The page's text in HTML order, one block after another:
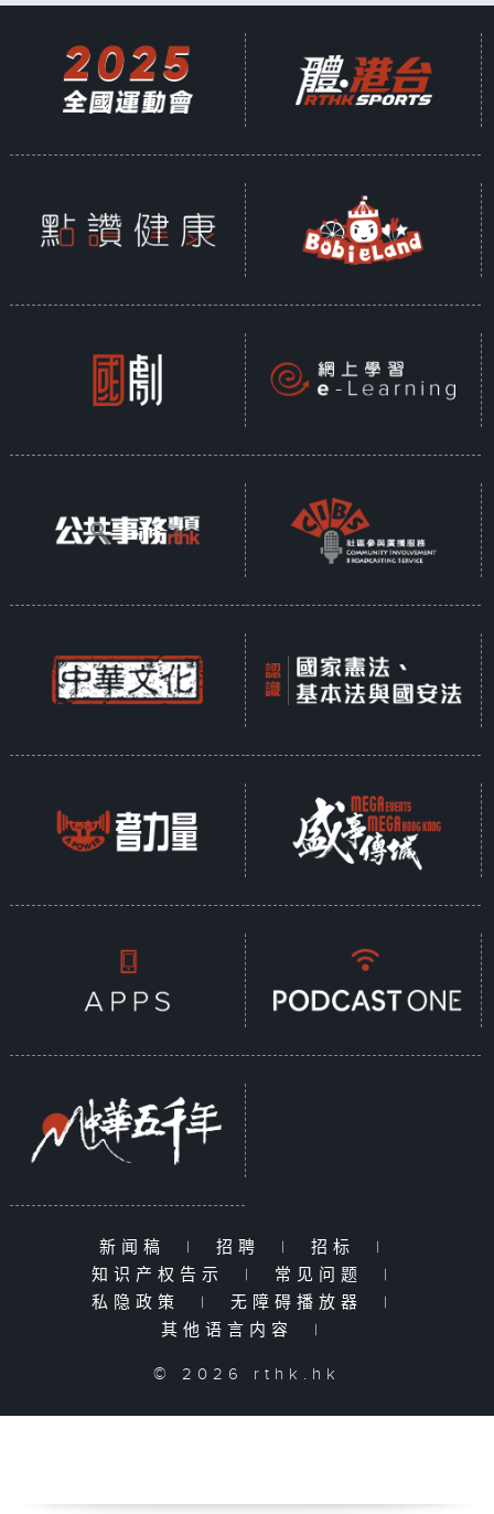
新闻稿 | 招聘 | 招标
|
知识产权告示
| 常见问题
|
私隐政策
| 无障碍播放器
|
其他语言内容
|
© 2026 rthk.hk